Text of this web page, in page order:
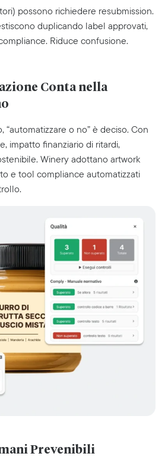
possono richiedere resubmission.
duplicando label approvati,
Riduce confusione.
Conta nella
“automatizzare o no” è deciso. Con
impatto finanziario di ritardi,
Winery adottano artwork
e tool compliance automatizzati
Prevenibili